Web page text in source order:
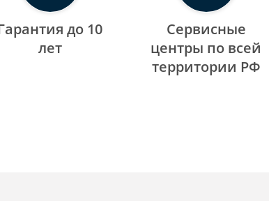
до 10
лет
Сервисные
центры по всей
территории РФ